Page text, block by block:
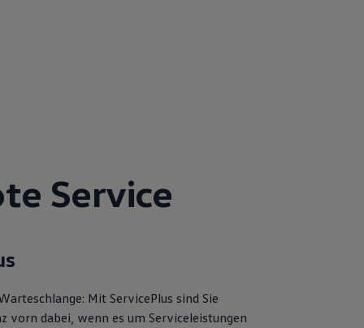
Service
Mit ServicePlus sind Sie
vorn dabei, wenn es um Serviceleistungen